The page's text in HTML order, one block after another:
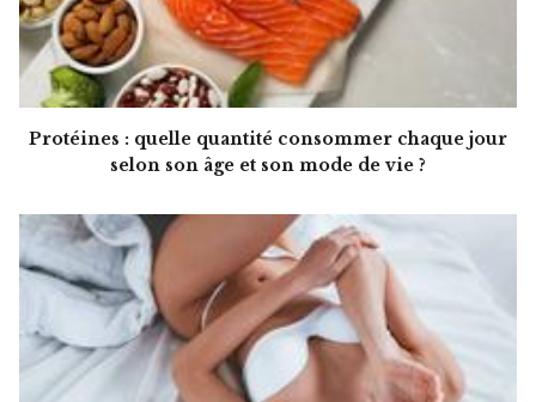
Protéines : quelle quantité consommer chaque jour
selon son âge et son mode de vie ?